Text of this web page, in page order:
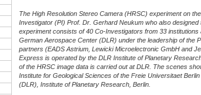
The High Resolution Stereo Camera (HRSC) experiment on
Investigator (PI) Prof. Dr. Gerhard Neukum who also
experiment consists of 40 Co-Investigators from 33
German Aerospace Center (DLR) under the leadership of the
partners (EADS Astrium, Lewicki Microelectronic GmbH and
Express is operated by the DLR Institute of Planetary
of the HRSC image data is carried out at DLR. The scenes
Institute for Geological Sciences of the Freie Universitaet
(DLR), Institute of Planetary Research, Berlin.